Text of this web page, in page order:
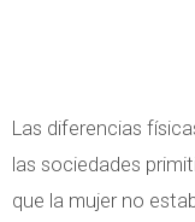
Las diferencias
las sociedades
que la mujer no